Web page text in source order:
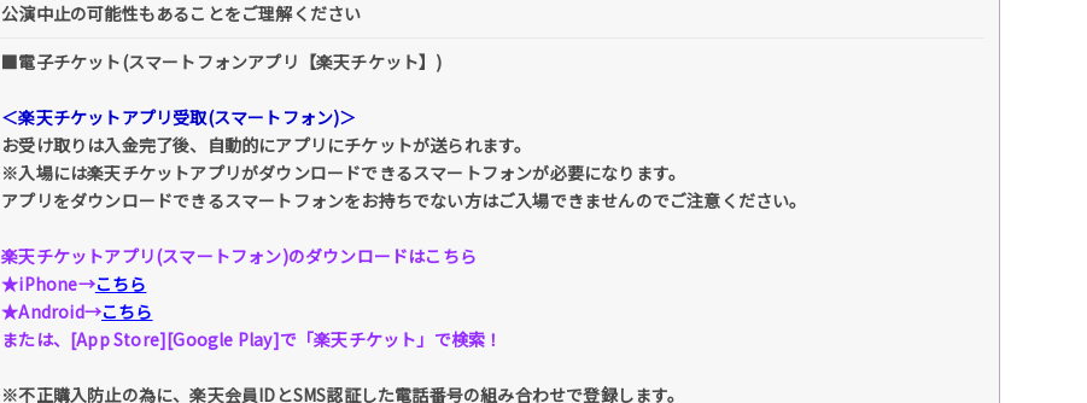
公演中止の可能性もあることをご理解ください
■電子チケット(スマートフォンアプリ【楽天チケット】)
＜楽天チケットアプリ受取(スマートフォン)＞
お受け取りは入金完了後、自動的にアプリにチケットが送られます。
※入場には楽天チケットアプリがダウンロードできるスマートフォンが必要になります。
アプリをダウンロードできるスマートフォンをお持ちでない方はご入場できませんのでご注意ください。
楽天チケットアプリ(スマートフォン)のダウンロードはこちら
★iPhone→こちら
★Android→こちら
または、[App Store][Google Play]で「楽天チケット」で検索！
※不正購入防止の為に、楽天会員IDとSMS認証した電話番号の組み合わせで登録します。